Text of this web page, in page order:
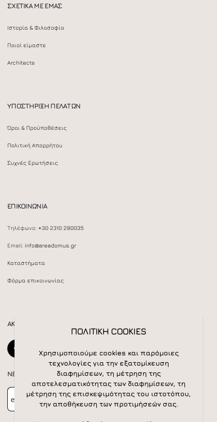
ΣΧΕΤΙΚΑ ΜΕ ΕΜΑΣ
Ιστορία & Φιλοσοφία
Ποιοί είμαστε
Architects
ΥΠΟΣΤΗΡΙΞΗ ΠΕΛΑΤΩΝ
Όροι & Προϋποθέσεις
Πολιτική Απορρήτου
Συχνές Ερωτήσεις
ΕΠΙΚΟΙΝΩΝΙΑ
Τηλέφωνο: +30 2310 280035
Email: info@areadomus.gr
Καταστήματα
Φόρμα επικοινωνίας
ΑΚΟΛΟΥΘΕΙΣΤΕ ΜΑΣ
NEWSLETTER
Newsletter Subscribe
ΠΟΛΙΤΙΚΗ COOKIES
Χρησιμοποιούμε cookies και παρόμοιες
τεχνολογίες για την εξατομίκευση
διαφημίσεων, τη μέτρηση της
αποτελεσματικότητας των διαφημίσεων, τη
μέτρηση της επισκεψιμότητας του ιστοτόπου,
την αποθήκευση των προτιμήσεών σας.